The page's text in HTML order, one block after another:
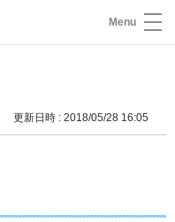
Menu
更新日時 : 2018/05/28 16:05